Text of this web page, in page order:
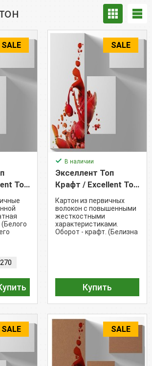
SALE
Top
/
270
SALE
В наличии
Экселлент Топ
Крафт / Excellent Top
Kraft - Coated Kraft /
EXKR (230 г/м²)
Картон из первичных
волокон с повышенными
жесткостными
характеристиками.
Оборот - крафт. (Белизна
Купить
SALE SALE